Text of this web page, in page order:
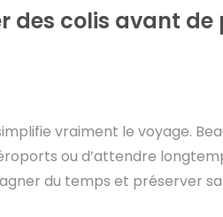
des colis avant de
vraiment le voyage.
ou d’attendre
du temps et préserver